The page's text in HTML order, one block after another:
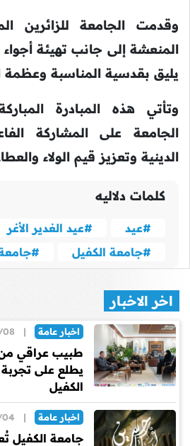
وقدمت الجامعة للزائرين
المنعشة إلى جانب تهيئة أجواء
يليق بقدسية المناسبة وعظمة
وتأتي هذه المبادرة
الجامعة على المشاركة
الدينية وتعزيز قيم الولاء
كلمات دلاليه
#عيد #عيد الغدير الأغر
#جامعة الكفيل
اخر الاخبار
اخبار عامة |
08
طبيب عراقي من
يطلع على
الكفيل
اخبار عامة |
جامعة الكفيل